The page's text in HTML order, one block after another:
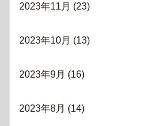
2023年11月 (23)
2023年10月 (13)
2023年9月 (16)
2023年8月 (14)